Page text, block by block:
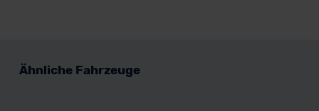
Ähnliche Fahrzeuge